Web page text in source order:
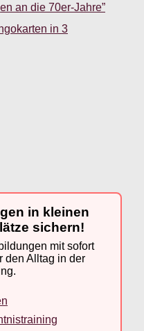
an die 70er-Jahre”
in 3
in kleinen
sichern!
mit sofort
den Alltag in der